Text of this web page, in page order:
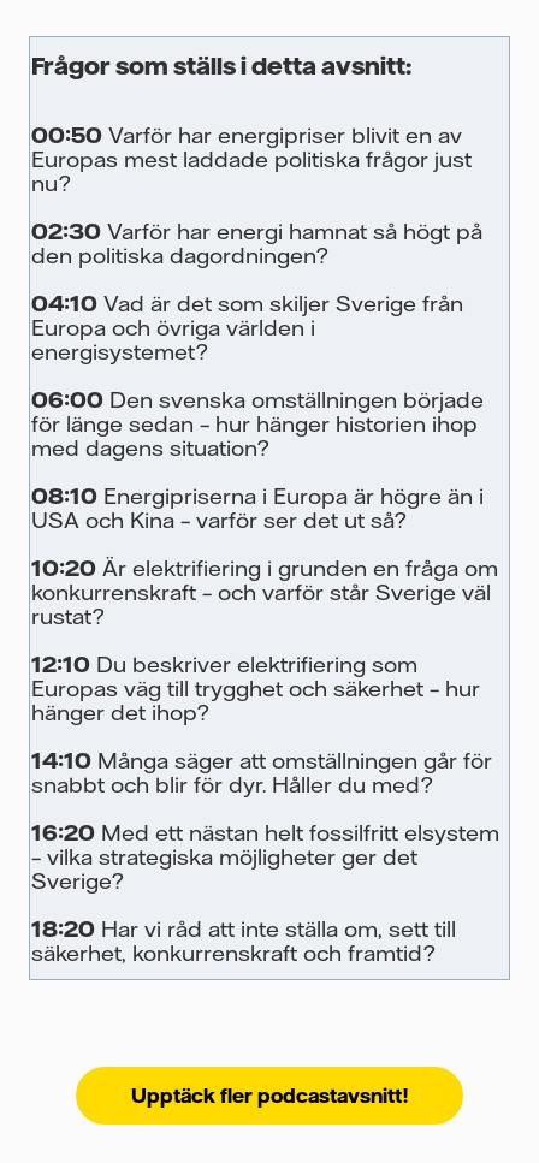
Frågor som ställs i detta avsnitt:
00:50 Varför har energipriser blivit en av
Europas mest laddade politiska frågor just
nu?
02:30 Varför har energi hamnat så högt på
den politiska dagordningen?
04:10 Vad är det som skiljer Sverige från
Europa och övriga världen i
energisystemet?
06:00 Den svenska omställningen började
för länge sedan – hur hänger historien ihop
med dagens situation?
08:10 Energipriserna i Europa är högre än i
USA och Kina – varför ser det ut så?
10:20 Är elektrifiering i grunden en fråga om
konkurrenskraft – och varför står Sverige väl
rustat?
12:10 Du beskriver elektrifiering som
Europas väg till trygghet och säkerhet – hur
hänger det ihop?
14:10 Många säger att omställningen går för
snabbt och blir för dyr. Håller du med?
16:20 Med ett nästan helt fossilfritt elsystem
– vilka strategiska möjligheter ger det
Sverige?
18:20 Har vi råd att inte ställa om, sett till
säkerhet, konkurrenskraft och framtid?
Upptäck fler podcastavsnitt!